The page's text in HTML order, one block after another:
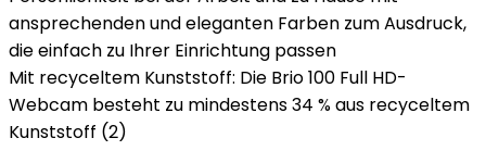
ansprechenden und eleganten Farben zum Ausdruck,
die einfach zu Ihrer Einrichtung passen
Mit recyceltem Kunststoff: Die Brio 100 Full HD-
Webcam besteht zu mindestens 34 % aus recyceltem
Kunststoff (2)